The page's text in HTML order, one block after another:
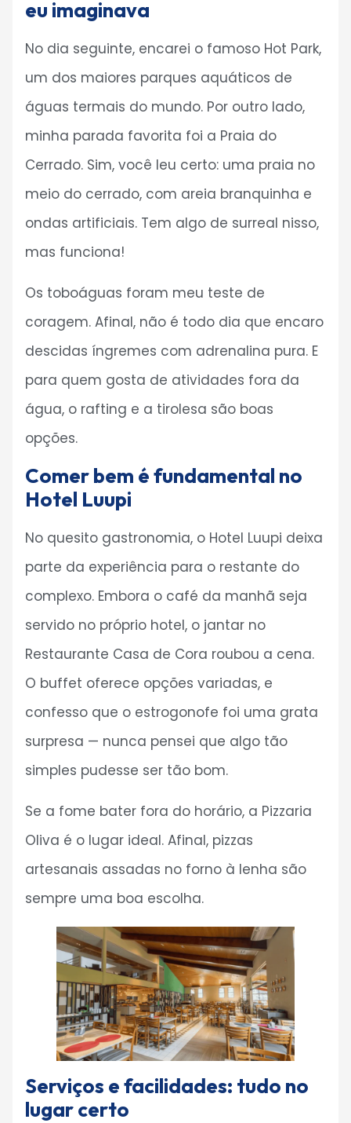
eu imaginava
No dia seguinte, encarei o famoso Hot Park,
um dos maiores parques aquáticos de
águas termais do mundo. Por outro lado,
minha parada favorita foi a Praia do
Cerrado. Sim, você leu certo: uma praia no
meio do cerrado, com areia branquinha e
ondas artificiais. Tem algo de surreal nisso,
mas funciona!
Os toboáguas foram meu teste de
coragem. Afinal, não é todo dia que encaro
descidas íngremes com adrenalina pura. E
para quem gosta de atividades fora da
água, o rafting e a tirolesa são boas
opções.
Comer bem é fundamental no
Hotel Luupi
No quesito gastronomia, o Hotel Luupi deixa
parte da experiência para o restante do
complexo. Embora o café da manhã seja
servido no próprio hotel, o jantar no
Restaurante Casa de Cora roubou a cena.
O buffet oferece opções variadas, e
confesso que o estrogonofe foi uma grata
surpresa — nunca pensei que algo tão
simples pudesse ser tão bom.
Se a fome bater fora do horário, a Pizzaria
Oliva é o lugar ideal. Afinal, pizzas
artesanais assadas no forno à lenha são
sempre uma boa escolha.
Serviços e facilidades: tudo no
lugar certo